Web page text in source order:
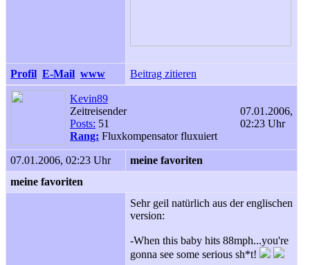
Profil E-Mail www Beitrag zitieren
Kevin89
Zeitreisender
Posts: 51
Rang: Fluxkompensator fluxuiert
07.01.2006,
02:23 Uhr
07.01.2006, 02:23 Uhr
meine favoriten
meine favoriten
Sehr geil natürlich aus der englischen
version:
-When this baby hits 88mph...you're
gonna see some serious sh*t!